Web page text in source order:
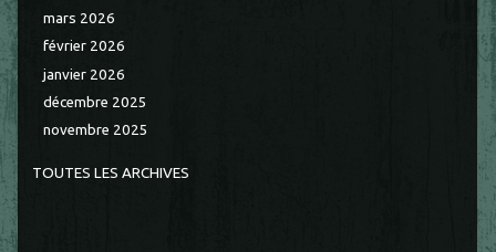
mars 2026
février 2026
janvier 2026
décembre 2025
novembre 2025
TOUTES LES ARCHIVES